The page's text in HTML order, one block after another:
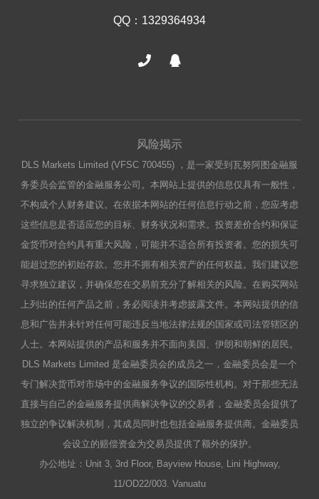
QQ：1329364934
风险揭示
DLS Markets Limited (VFSC 700455) ，是一家受到瓦努阿图金融服
务委员会监管的金融服务公司。本网站上提供的信息仅具有一般性，
不构成个人财务建议。在依据本网站的任何信息行动之前，您应考虑
这些信息是否适应您的目标、财务状况和需求。投资差价合约和保证
金货币对合约具有重大风险，可能并不适合所有投资者。您的损失可
能超过您的初始存款。您并不拥有相关资产的任何权益。我们建议您
寻求独立建议，并确保您在交易前充分了解相关的风险。在购买网站
上列出的任何产品之前，务必阅读并考虑披露文件。本网站提供的信
息和广告并未针对任何可能违反当地法律法规的国家或司法管辖区的
人士。本网站提供的产品和服务并不面向美国、伊朗和朝鲜的居民。
DLS Markets Limited 是金融委员会的成员之一，金融委员会是一个
专门解决货币对市场中的金融服务争议的国际性机构。对于那些无法
直接与自己的金融服务提供商解决争议的交易者，金融委员会提供了
独立的争议解决机制，其成员同时也包括金融服务提供商。金融委员
会设立的赔偿资金为交易员提供了额外的保护。
办公地址：Unit 3, 3rd Floor, Bayview House, Lini Highway,
11/OD22/003. Vanuatu